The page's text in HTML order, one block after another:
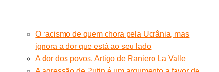
O racismo de quem chora pela Ucrânia, mas
ignora a dor que está ao seu lado
A dor dos povos. Artigo de Raniero La Valle